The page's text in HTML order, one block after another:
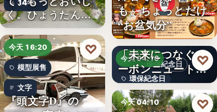
14年
く。ひょうたん温
泉、お盆の…
今天 16:20
模型展售
文字
『頭文字D』の
♡
文字
も、ちょっとだけ
“お盆気分”
環保紀念日
今天 04:10
環保紀念日
文字
日本JC、9月3日を
「未来につなぐカ
ーボンニュートラ
ルの…
♡
今天 04:10 ♡